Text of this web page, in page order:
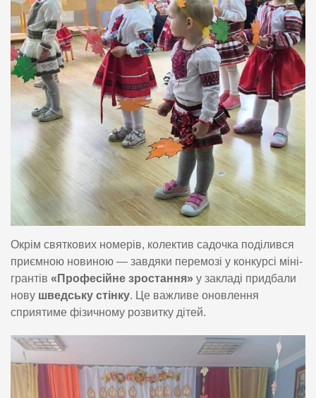
Окрім святкових номерів, колектив садочка поділився
приємною новиною — завдяки перемозі у конкурсі міні-
грантів «Професійне зростання» у закладі придбали
нову шведську стінку. Це важливе оновлення
сприятиме фізичному розвитку дітей.